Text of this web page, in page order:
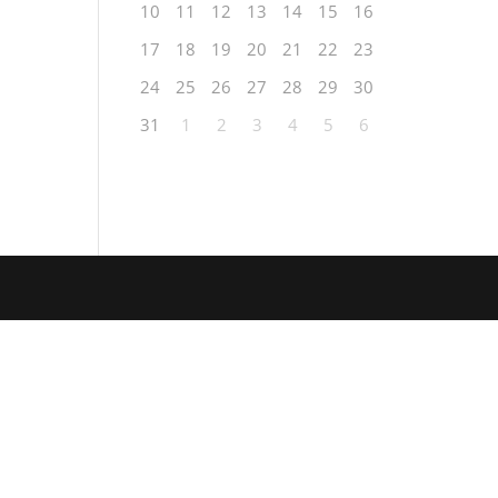
10
11 12 13 14 15
16
17
18 19 20 21 22
23
24
25 26 27 28 29
30
31
1 2 3 4 5 6